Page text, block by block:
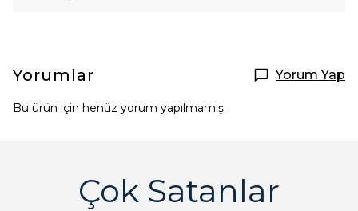
Yorumlar Yorum Yap
Bu ürün için henüz yorum yapılmamış.
Çok Satanlar